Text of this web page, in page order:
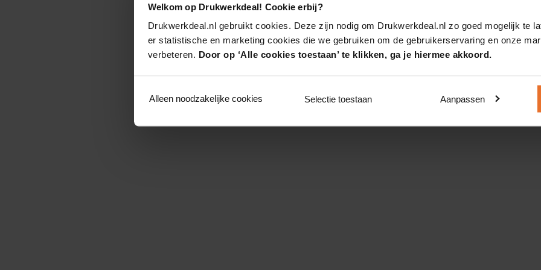
Welkom op Drukwerkdeal! Cookie erbij?
Drukwerkdeal.nl gebruikt cookies. Deze zijn nodig om Drukwerkdeal.nl zo goed mogelijk te
er statistische en marketing cookies die we gebruiken om de gebruikerservaring en onze
verbeteren. Door op ‘Alle cookies toestaan’ te klikken, ga je hiermee akkoord.
Alleen noodzakelijke cookies Selectie toestaan Aanpassen